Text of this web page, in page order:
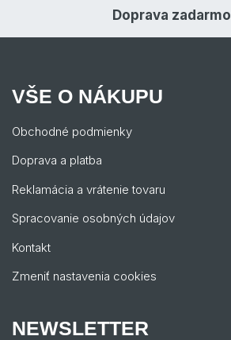
Doprava zadarmo
VŠE O NÁKUPU
Obchodné podmienky
Doprava a platba
Reklamácia a vrátenie tovaru
Spracovanie osobných údajov
Kontakt
Zmeniť nastavenia cookies
NEWSLETTER